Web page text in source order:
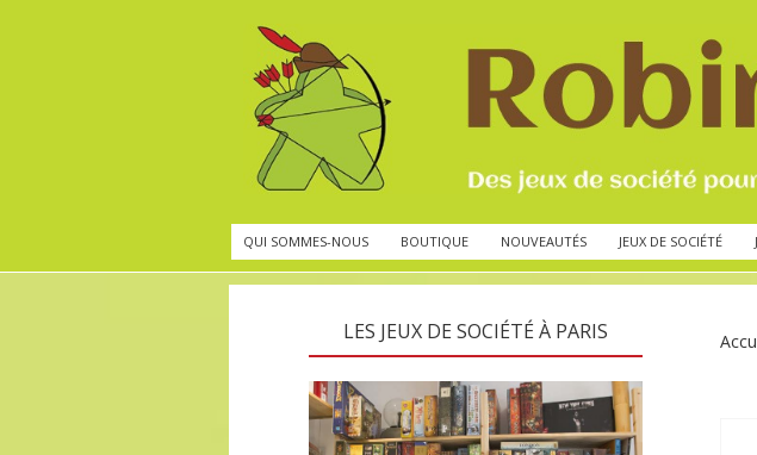
QUI SOMMES-NOUS BOUTIQUE NOUVEAUTÉS JEUX DE SOCIÉTÉ
LES JEUX DE SOCIÉTÉ À PARIS